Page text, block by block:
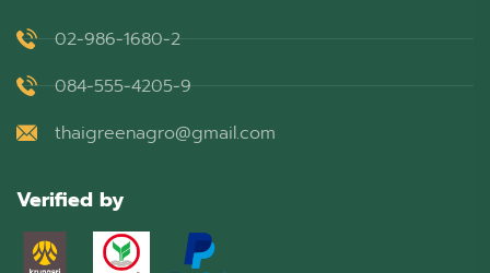
02-986-1680-2
084-555-4205-9
thaigreenagro@gmail.com
Verified by